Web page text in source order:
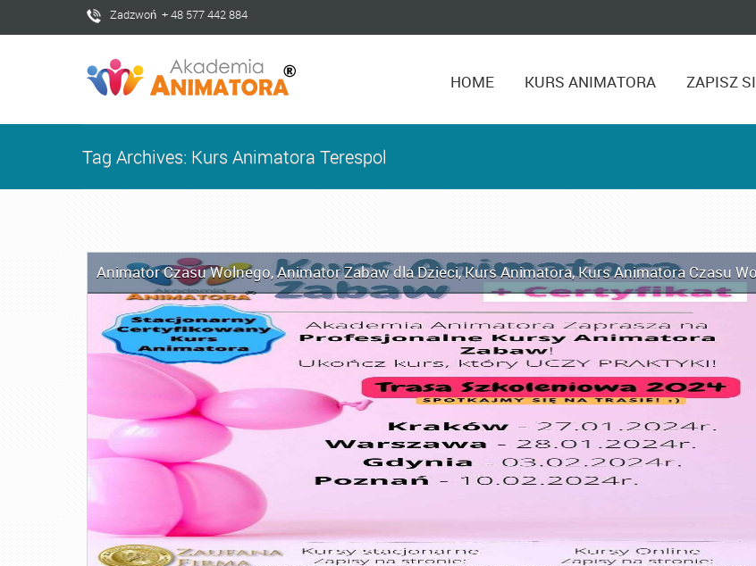
Zadzwoń + 48 577 442 884
HOME KURS ANIMATORA ZAPISZ
Tag Archives: Kurs Animatora Terespol
Animator Czasu Wolnego,Animator Zabaw dla Dzieci,Kurs Animatora,Kurs Animatora Czasu